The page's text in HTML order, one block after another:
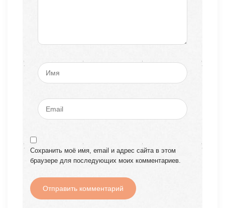
Сохранить моё имя, email и адрес сайта в этом
браузере для последующих моих комментариев.